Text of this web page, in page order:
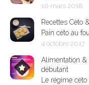
10 mars 2018
Recettes Céto
Pain céto au
4 octobre 2017
Alimentation &
débutant
Le régime